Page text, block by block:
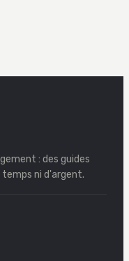
: des guides
ni d'argent.